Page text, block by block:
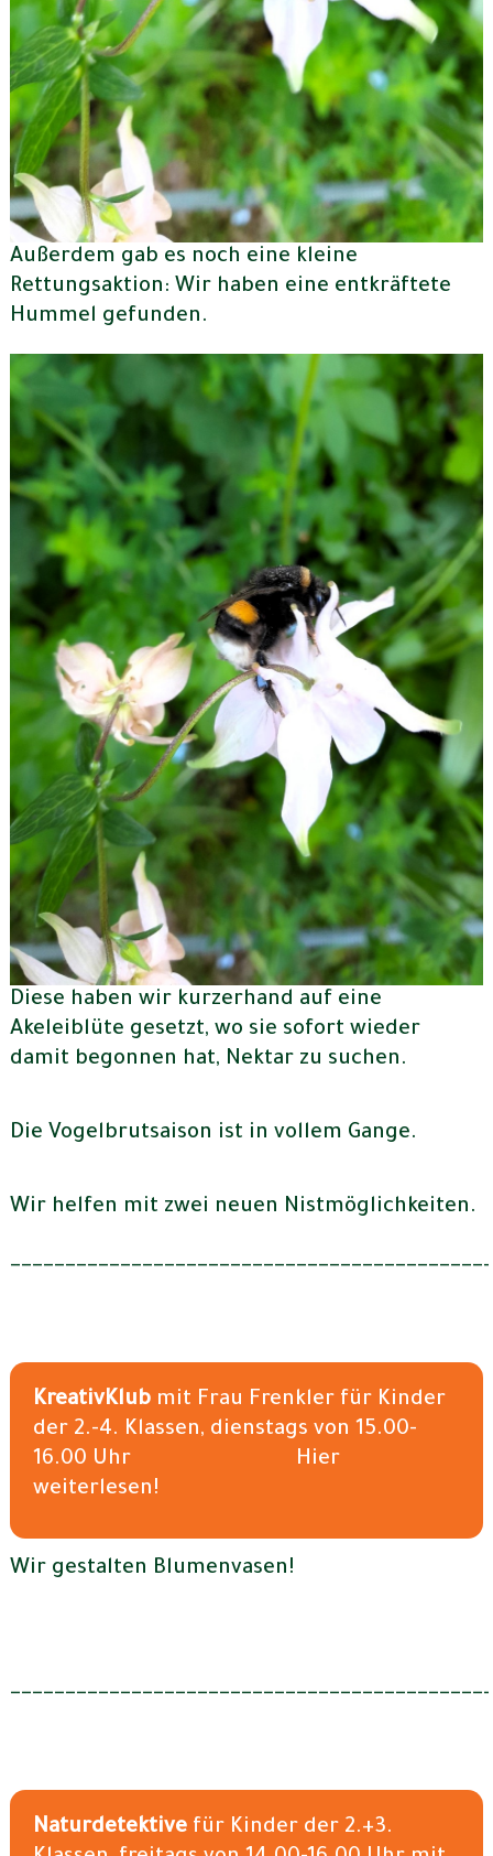
Außerdem gab es noch eine kleine
Rettungsaktion: Wir haben eine entkräftete
Hummel gefunden.
Diese haben wir kurzerhand auf eine
Akeleiblüte gesetzt, wo sie sofort wieder
damit begonnen hat, Nektar zu suchen.
Die Vogelbrutsaison ist in vollem Gange.
Wir helfen mit zwei neuen Nistmöglichkeiten.
KreativKlubmit Frau Frenkler für Kinder
der 2.-4. Klassen, dienstags von 15.00-
16.00 Uhr Hier
weiterlesen!
Wir gestalten Blumenvasen!
Naturdetektive für Kinder der 2.+3.